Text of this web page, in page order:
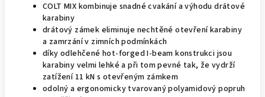
COLT MIX kombinuje snadné cvakání a výhodu drátové
karabiny
drátový zámek eliminuje nechtěné otevření karabiny
a zamrzání v zimních podmínkách
díky odlehčené hot-forged I-beam konstrukci jsou
karabiny velmi lehké a při tom pevné tak, že vydrží
zatížení 11 kN s otevřeným zámkem
odolný a ergonomicky tvarovaný polyamidový popruh